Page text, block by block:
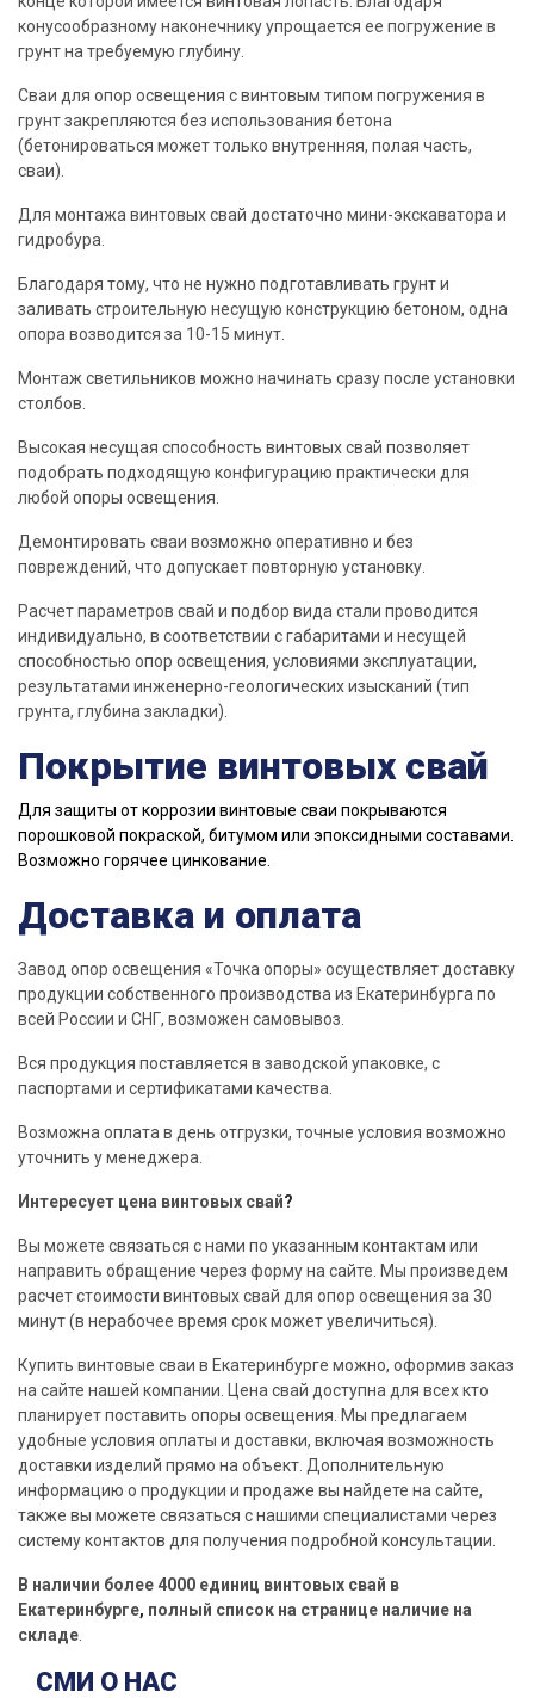
конусообразномунаконечникуупрощается ее погружение в
грунт на требуемую глубину.
Сваи для опор освещения с винтовым типом погружения в
грунт закрепляются без использования бетона
(бетонироваться может только внутренняя, полая часть,
сваи).
Для монтажа винтовыхсвай достаточно мини-экскаватора и
гидробура.
Благодаря тому, что не нужно подготавливать грунт и
заливать строительную несущую конструкцию бетоном, одна
опора возводится за 10-15 минут.
Монтаж светильников можно начинать сразу после установки
столбов.
Высокая несущая способность винтовыхсвай позволяет
подобрать подходящую конфигурацию практически для
любой опоры освещения.
Демонтировать сваи возможно оперативно и без
повреждений, что допускает повторную установку
Расчет параметров свай и подбор вида стали проводится
индивидуально, в соответствии с габаритами и несущей
способностью опор освещения, условиями эксплуатации,
результатами инженерно-геологических изысканий (тип
грунта, глубина закладки).
Покрытие винтовых свай
Для защиты от коррозии винтовые сваи покрываются
порошковой покраской, битумом или эпоксидными составами.
Возможно горячее цинкование.
Доставка и оплата
Завод опор освещения «Точка опоры» осуществляет доставку
продукции собственного производства из Екатеринбурга по
всей России и СНГ, возможен самовывоз.
Вся продукция поставляется в заводской упаковке, с
паспортами и сертификатами качества
Возможна оплата в день отгрузки, точные условия возможно
уточнить у менеджера.
Интересует цена винтовых свай?
Вы можете связаться с нами по указанным контактам или
направить обращение через формуна сайте . Мы произведем
расчет стоимости винтовыхсвай для опор освещения за 30
минут (в нерабочее время срок может увеличиться).
Купить винтовые сваи в Екатеринбурге можно, оформив заказ
на сайте нашей компании . Цена свай доступна для всех кто
планирует поставить опоры освещения. Мы предлагаем
удобные условия оплаты и доставки, включая возможность
доставки изделий прямо на объект . Дополнительную
информацию о продукции и продаже вы найдете на сайте,
также вы можете связаться с нашими специалистами через
системуконтактов для получения подробной консультации
В наличии более 4000 единиц винтовых свай в
Екатеринбурге, полный список на странице наличие на
складе
СМИ О НАС